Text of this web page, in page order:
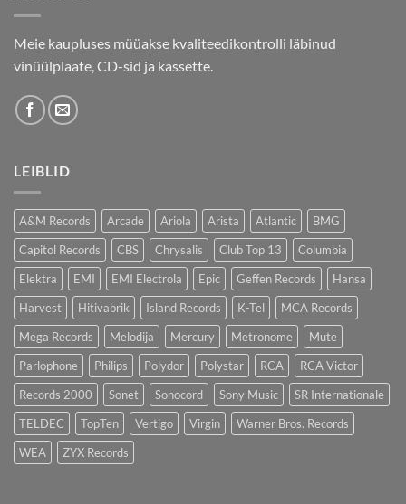
Meie kaupluses müüakse kvaliteedikontrolli läbinud
vinüülplaate, CD-sid ja kassette.
LEIBLID
A&M Records Arcade Ariola Arista Atlantic
BMG
Capitol Records
CBS Chrysalis Club Top 13
Columbia
Elektra
EMI EMI Electrola Epic Geffen Records
Hansa
Harvest
Hitivabrik Island Records K-Tel
MCA Records
Mega Records
Melodija Mercury Metronome
Mute
Parlophone
Philips Polydor Polystar RCA
RCA Victor
Records 2000
Sonet Sonocord Sony Music
SR Internationale
TELDEC
TopTen Vertigo Virgin
Warner Bros. Records
WEA
ZYX Records